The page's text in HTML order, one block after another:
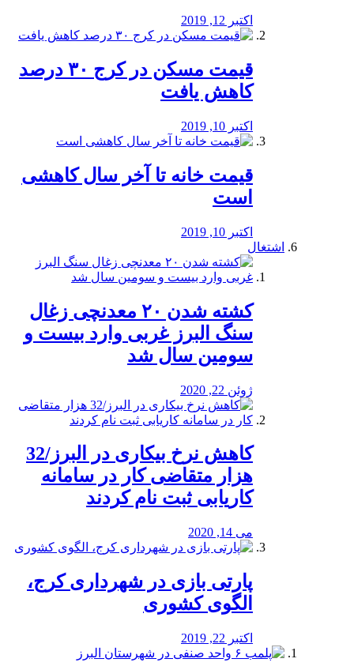
اکتبر 12, 2019
️قیمت مسکن در کرج ۳۰ درصد
کاهش یافت
اکتبر 10, 2019
قیمت خانه تا آخر سال کاهشی
است
اکتبر 10, 2019
اشتغال
کشته شدن ۲۰ معدنچی زغال
سنگ البرز غربی وارد بیست و
سومین سال شد
ژوئن 22, 2020
کاهش نرخ بیکاری در البرز/32
هزار متقاضی کار در سامانه
کاریابی ثبت نام کردند
می 14, 2020
پارتی بازی در شهرداری کرج،
الگوی کشوری
اکتبر 22, 2019